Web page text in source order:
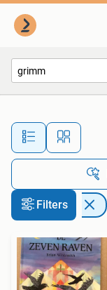
Filters
Boeken